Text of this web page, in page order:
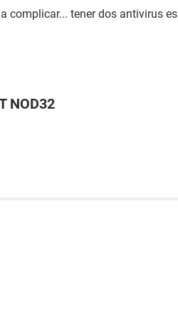
complicar... tener dos antivirus es
NOD32